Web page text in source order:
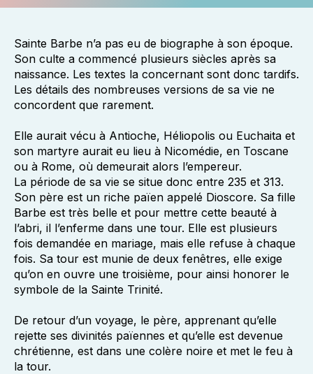
Sainte Barbe n’a pas eu de biographe à son époque.
Son culte a commencé plusieurs siècles après sa
naissance. Les textes la concernant sont donc tardifs.
Les détails des nombreuses versions de sa vie ne
concordent que rarement.
Elle aurait vécu à Antioche, Héliopolis ou Euchaita et
son martyre aurait eu lieu à Nicomédie, en Toscane
ou à Rome, où demeurait alors l’empereur.
La période de sa vie se situe donc entre 235 et 313.
Son père est un riche païen appelé Dioscore. Sa fille
Barbe est très belle et pour mettre cette beauté à
l’abri, il l’enferme dans une tour. Elle est plusieurs
fois demandée en mariage, mais elle refuse à chaque
fois. Sa tour est munie de deux fenêtres, elle exige
qu’on en ouvre une troisième, pour ainsi honorer le
symbole de la Sainte Trinité.
De retour d’un voyage, le père, apprenant qu’elle
rejette ses divinités païennes et qu’elle est devenue
chrétienne, est dans une colère noire et met le feu à
la tour.